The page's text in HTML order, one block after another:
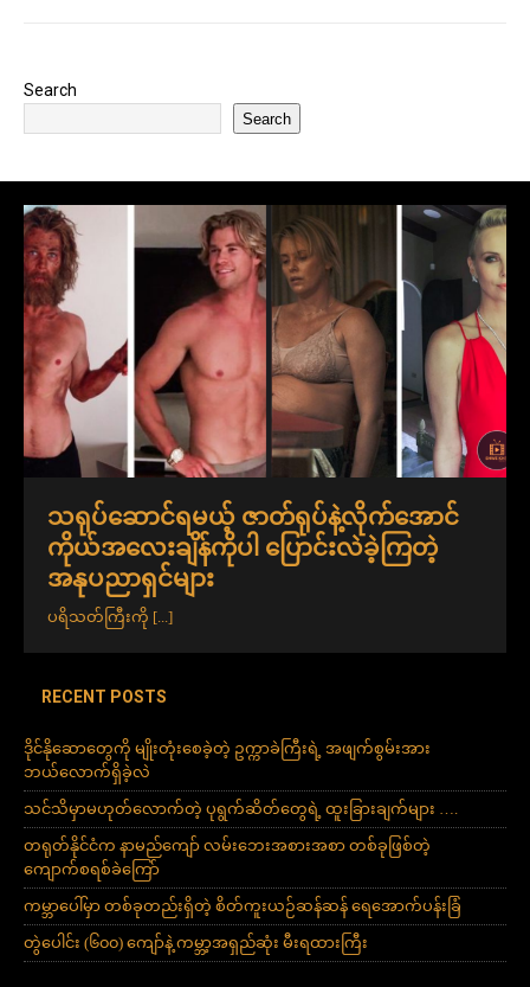
Search
Search
သရုပ်ဆောင်ရမယ့် ဇာတ်ရုပ်နဲ့လိုက်အောင်
ကိုယ်အလေးချိန်ကိုပါ ပြောင်းလဲခဲ့ကြတဲ့
အနုပညာရှင်များ
ပရိသတ်ကြီးကို [...]
RECENT POSTS
ဒိုင်နိုဆောတွေကို မျိုးတုံးစေခဲ့တဲ့ ဥက္ကာခဲကြီးရဲ့ အဖျက်စွမ်းအား
ဘယ်လောက်ရှိခဲ့လဲ
သင်သိမှာမဟုတ်လောက်တဲ့ ပုရွက်ဆိတ်တွေရဲ့ ထူးခြားချက်များ ….
တရုတ်နိုင်ငံက နာမည်ကျော် လမ်းဘေးအစားအစာ တစ်ခုဖြစ်တဲ့
ကျောက်စရစ်ခဲကြော်
ကမ္ဘာပေါ်မှာ တစ်ခုတည်းရှိတဲ့ စိတ်ကူးယဉ်ဆန်ဆန် ရေအောက်ပန်းခြံ
တွဲပေါင်း (၆၀၀) ကျော်နဲ့ ကမ္ဘာ့အရှည်ဆုံး မီးရထားကြီး